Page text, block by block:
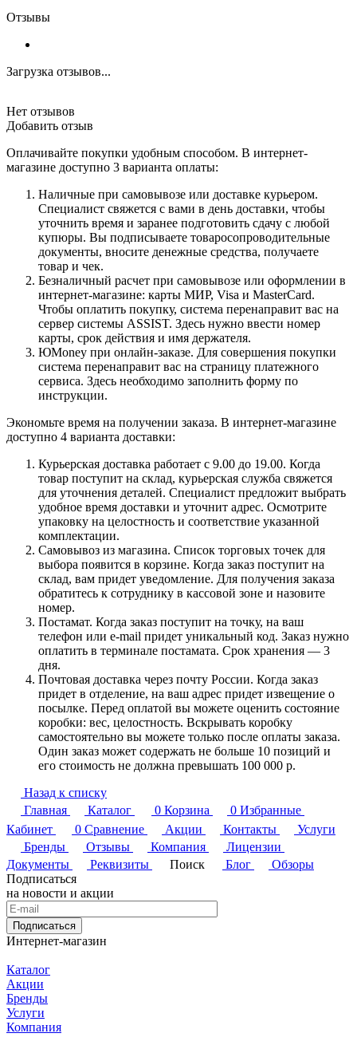
Отзывы
Загрузка отзывов...
Нет отзывов
Добавить отзыв
Оплачивайте покупки удобным способом. В интернет-
магазине доступно 3 варианта оплаты:
Наличные при самовывозе или доставке курьером.
Специалист свяжется с вами в день доставки, чтобы
уточнить время и заранее подготовить сдачу с любой
купюры. Вы подписываете товаросопроводительные
документы, вносите денежные средства, получаете
товар и чек.
Безналичный расчет при самовывозе или оформлении в
интернет-магазине: карты МИР, Visa и MasterCard.
Чтобы оплатить покупку, система перенаправит вас на
сервер системы ASSIST. Здесь нужно ввести номер
карты, срок действия и имя держателя.
ЮMoney при онлайн-заказе. Для совершения покупки
система перенаправит вас на страницу платежного
сервиса. Здесь необходимо заполнить форму по
инструкции.
Экономьте время на получении заказа. В интернет-магазине
доступно 4 варианта доставки:
Курьерская доставка работает с 9.00 до 19.00. Когда
товар поступит на склад, курьерская служба свяжется
для уточнения деталей. Специалист предложит выбрать
удобное время доставки и уточнит адрес. Осмотрите
упаковку на целостность и соответствие указанной
комплектации.
Самовывоз из магазина. Список торговых точек для
выбора появится в корзине. Когда заказ поступит на
склад, вам придет уведомление. Для получения заказа
обратитесь к сотруднику в кассовой зоне и назовите
номер.
Постамат. Когда заказ поступит на точку, на ваш
телефон или e-mail придет уникальный код. Заказ нужно
оплатить в терминале постамата. Срок хранения — 3
дня.
Почтовая доставка через почту России. Когда заказ
придет в отделение, на ваш адрес придет извещение о
посылке. Перед оплатой вы можете оценить состояние
коробки: вес, целостность. Вскрывать коробку
самостоятельно вы можете только после оплаты заказа.
Один заказ может содержать не больше 10 позиций и
его стоимость не должна превышать 100 000 р.
Назад к списку
Главная
Каталог 0 Корзина 0 Избранные
Кабинет
0 Сравнение Акции Контакты
Услуги
Бренды
Отзывы Компания
Лицензии
Документы
Реквизиты Поиск Блог
Обзоры
Подписаться
на новости и акции
Подписаться
Интернет-магазин
Каталог
Акции
Бренды
Услуги
Компания